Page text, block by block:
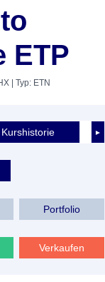
ETP
| Typ: ETN
►
Kurshistorie
Portfolio
Verkaufen